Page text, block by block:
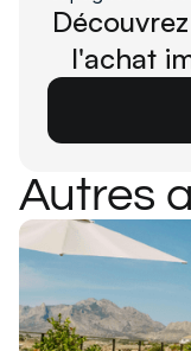
l'achat
Autres